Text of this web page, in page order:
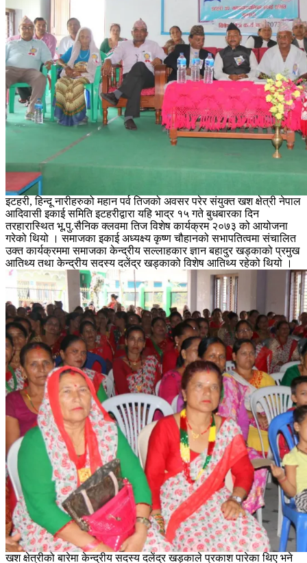
इटहरी, हिन्दू नारीहरुको महान पर्व तिजको अवसर परेर संयुक्त खश क्षेत्री नेपाल
आदिवासी इकाई समिति इटहरीद्वारा यहि भाद्र १५ गते बुधबारका दिन
तरहारास्थित भू.पु.सैनिक क्लवमा तिज विशेष कार्यक्रम २०७३ को आयोजना
गरेको थियो । समाजका इकाई अध्यक्ष्य कृष्ण चौहानको सभापतित्वमा संचालित
उक्त कार्यक्रममा समाजका केन्द्रीय सल्लाहकार ज्ञान बहादुर खड्काको प्रमुख
आतिथ्य तथा केन्द्रीय सदस्य दलेंद्र खड्काको विशेष आतिथ्य रहेको थियो ।
खश क्षेत्रीको बारेमा केन्द्रीय सदस्य दलेंद्र खड्काले प्रकाश पारेका थिए भने